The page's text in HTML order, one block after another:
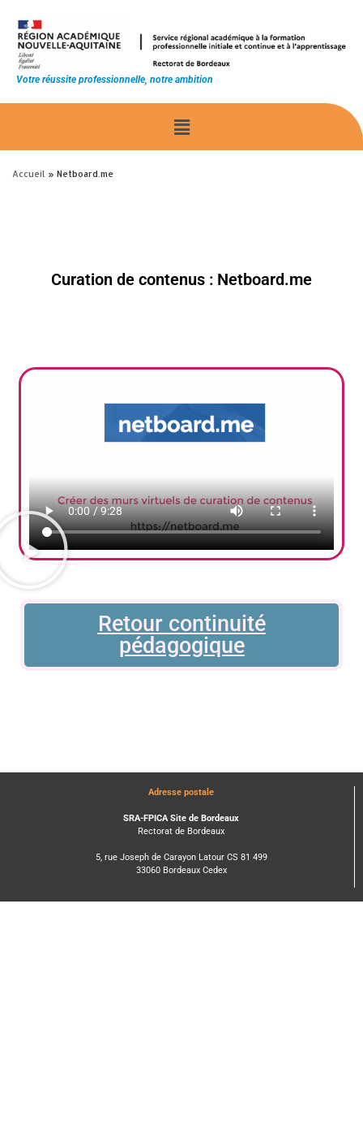
Votre réussite professionnelle, notre ambition
Accueil » Netboard.me
Curation de contenus : Netboard.me
Retour continuité
pédagogique​​
Adresse postale
SRA-FPICA Site de Bordeaux
Rectorat de Bordeaux
5, rue Joseph de Carayon Latour CS 81 499
33060 Bordeaux Cedex